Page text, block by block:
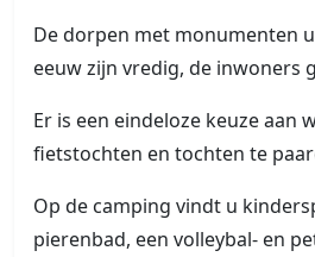
De dorpen met monumenten
eeuw zijn vredig, de inwoners
Er is een eindeloze keuze aan
fietstochten en tochten te
Op de camping vindt u
pierenbad, een volleybal- en